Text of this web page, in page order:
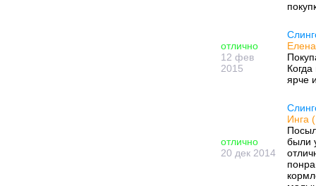
отлично
12 фев
2015
ярче
отлично
20 дек 2014
Инга
были